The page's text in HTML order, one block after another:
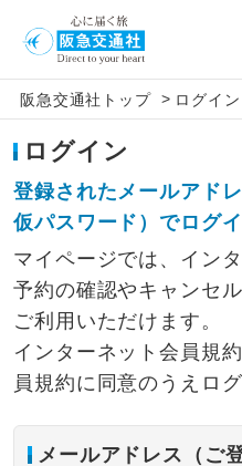
阪急交通社トップ > ログイ
ログイン
登録されたメールアド
仮パスワード）でログ
マイページでは、イン
予約の確認やキャンセ
ご利用いただけます。
インターネット会員規
員規約に同意のうえロ
メールアドレス（ご